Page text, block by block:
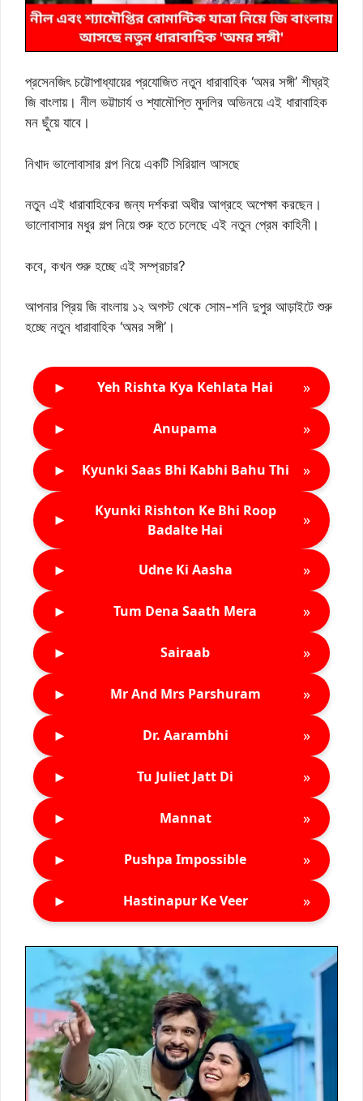
প্রসেনজিৎ চট্টোপাধ্যায়ের প্রযোজিত নতুন ধারাবাহিক ‘অমর সঙ্গী’ শীঘ্রই
জি বাংলায়। নীল ভট্টাচার্য ও শ্যামৌপ্তি মুদলির অভিনয়ে এই ধারাবাহিক
মন ছুঁয়ে যাবে।
নিখাদ ভালোবাসার গল্প নিয়ে একটি সিরিয়াল আসছে
নতুন এই ধারাবাহিকের জন্য দর্শকরা অধীর আগ্রহে অপেক্ষা করছেন।
ভালোবাসার মধুর গল্প নিয়ে শুরু হতে চলেছে এই নতুন প্রেম কাহিনী।
কবে, কখন শুরু হচ্ছে এই সম্প্রচার?
আপনার প্রিয় জি বাংলায় ১২ অগস্ট থেকে সোম-শনি দুপুর আড়াইটে শুরু
হচ্ছে নতুন ধারাবাহিক ‘অমর সঙ্গী’।
► Yeh Rishta Kya Kehlata Hai »
► Anupama »
► Kyunki Saas Bhi Kabhi Bahu Thi »
►
Kyunki Rishton Ke Bhi Roop
Badalte Hai
»
► Udne Ki Aasha »
► Tum Dena Saath Mera »
► Sairaab »
► Mr And Mrs Parshuram »
► Dr. Aarambhi »
► Tu Juliet Jatt Di »
► Mannat »
► Pushpa Impossible »
► Hastinapur Ke Veer »